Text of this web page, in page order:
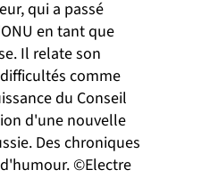
qui a passé
en tant que
Il relate son
comme
du Conseil
d'une nouvelle
Des chroniques
©Electre